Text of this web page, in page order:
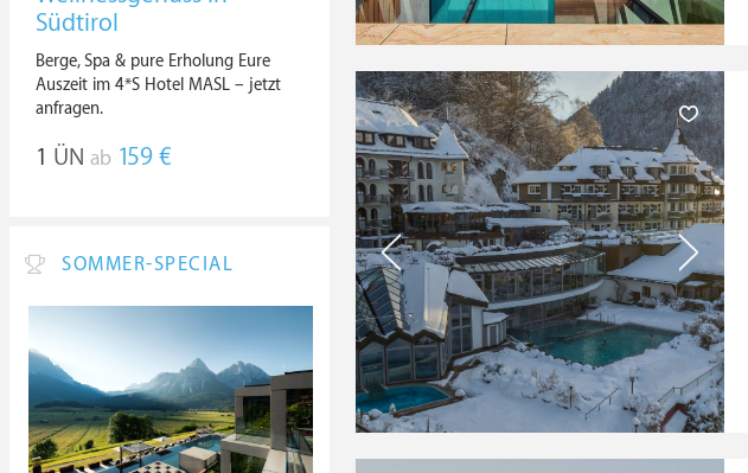
Südtirol
Berge, Spa & pure Erholung Eure
Auszeit im 4*S Hotel MASL – jetzt
anfragen.
1 ÜN ab 159 €
SOMMER-SPECIAL